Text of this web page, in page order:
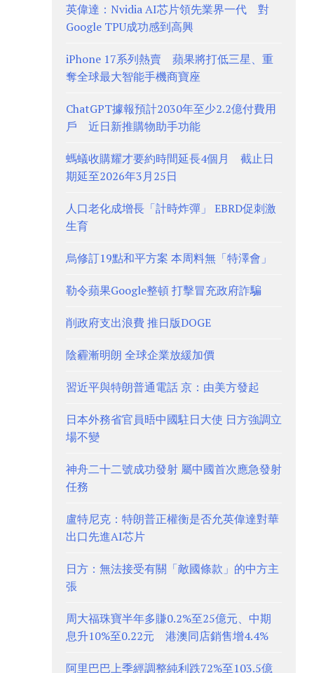
英偉達：Nvidia AI芯片領先業界一代 對
Google TPU成功感到高興
iPhone 17系列熱賣 蘋果將打低三星、重
奪全球最大智能手機商寶座
ChatGPT據報預計2030年至少2.2億付費用
戶 近日新推購物助手功能
螞蟻收購耀才要約時間延長4個月 截止日
期延至2026年3月25日
人口老化成增長「計時炸彈」 EBRD促刺激
生育
烏修訂19點和平方案 本周料無「特澤會」
勒令蘋果Google整頓 打擊冒充政府詐騙
削政府支出浪費 推日版DOGE
陰霾漸明朗 全球企業放緩加價
習近平與特朗普通電話 京：由美方發起
日本外務省官員晤中國駐日大使 日方強調立
場不變
神舟二十二號成功發射 屬中國首次應急發射
任務
盧特尼克：特朗普正權衡是否允英偉達對華
出口先進AI芯片
日方：無法接受有關「敵國條款」的中方主
張
周大福珠寶半年多賺0.2%至25億元、中期
息升10%至0.22元 港澳同店銷售增4.4%
阿里巴巴上季經調整純利跌72%至103.5億